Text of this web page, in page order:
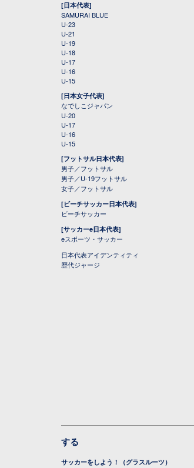
[日本代表]
SAMURAI BLUE
U-23
U-21
U-19
U-18
U-17
U-16
U-15
[日本女子代表]
なでしこジャパン
U-20
U-17
U-16
U-15
[フットサル日本代表]
男子／フットサル
男子／U-19フットサル
女子／フットサル
[ビーチサッカー日本代表]
ビーチサッカー
[サッカーe日本代表]
eスポーツ・サッカー
日本代表アイデンティティ
歴代ジャージ
する
サッカーをしよう！（グラスルーツ）